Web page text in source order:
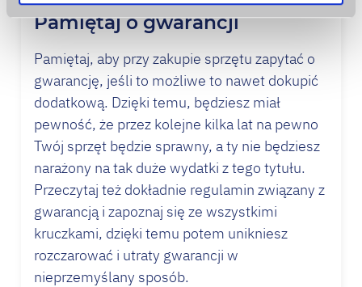
Pamiętaj o gwarancji
Pamiętaj, aby przy zakupie sprzętu zapytać o
gwarancję, jeśli to możliwe to nawet dokupić
dodatkową. Dzięki temu, będziesz miał
pewność, że przez kolejne kilka lat na pewno
Twój sprzęt będzie sprawny, a ty nie będziesz
narażony na tak duże wydatki z tego tytułu.
Przeczytaj też dokładnie regulamin związany z
gwarancją i zapoznaj się ze wszystkimi
kruczkami, dzięki temu potem unikniesz
rozczarować i utraty gwarancji w
nieprzemyślany sposób.